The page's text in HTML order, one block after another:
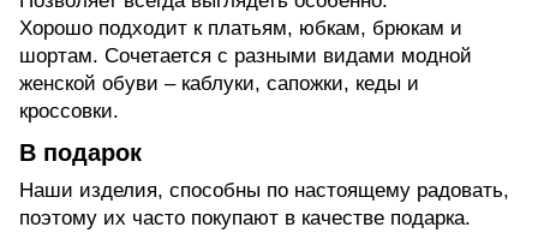
Хорошо подходит к платьям, юбкам, брюкам и
шортам. Сочетается с разными видами модной
женской обуви – каблуки, сапожки, кеды и
кроссовки.
В подарок
Наши изделия, способны по настоящему радовать,
поэтому их часто покупают в качестве подарка.